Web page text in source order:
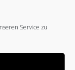
Service zu